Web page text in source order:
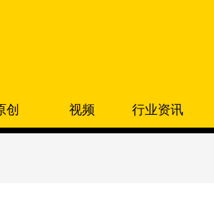
创 视频 行业资讯